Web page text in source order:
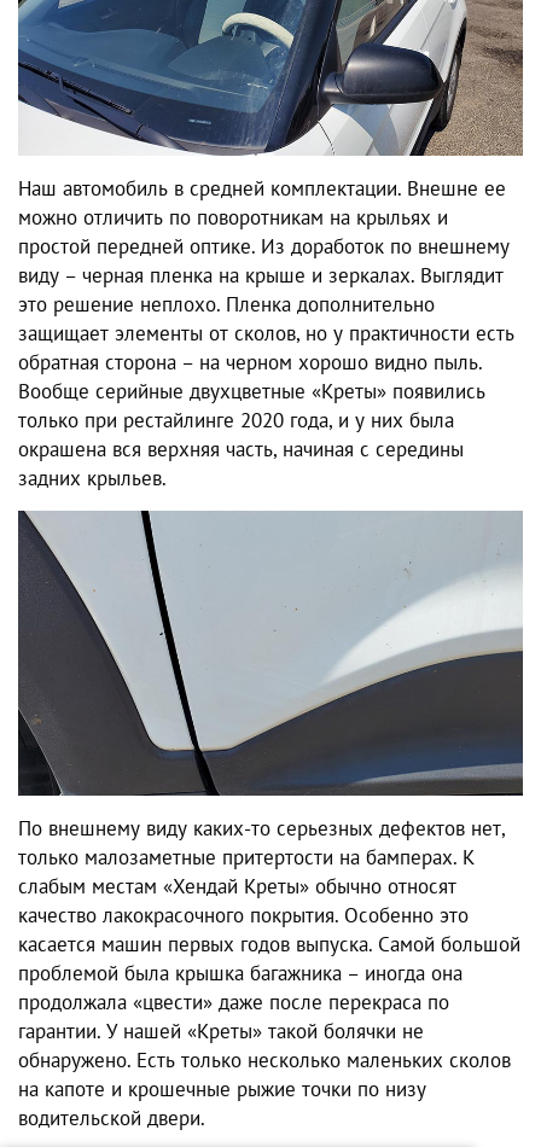
Наш автомобиль в средней комплектации. Внешне ее
можно отличить по поворотникам на крыльях и
простой передней оптике. Из доработок по внешнему
виду – черная пленка на крыше и зеркалах. Выглядит
это решение неплохо. Пленка дополнительно
защищает элементы от сколов, но у практичности есть
обратная сторона – на черном хорошо видно пыль.
Вообще серийные двухцветные «Креты» появились
только при рестайлинге 2020 года, и у них была
окрашена вся верхняя часть, начиная с середины
задних крыльев.
По внешнему виду каких-то серьезных дефектов нет,
только малозаметные притертости на бамперах. К
слабым местам «Хендай Креты» обычно относят
качество лакокрасочного покрытия. Особенно это
касается машин первых годов выпуска. Самой большой
проблемой была крышка багажника – иногда она
продолжала «цвести» даже после перекраса по
гарантии. У нашей «Креты» такой болячки не
обнаружено. Есть только несколько маленьких сколов
на капоте и крошечные рыжие точки по низу
водительской двери.